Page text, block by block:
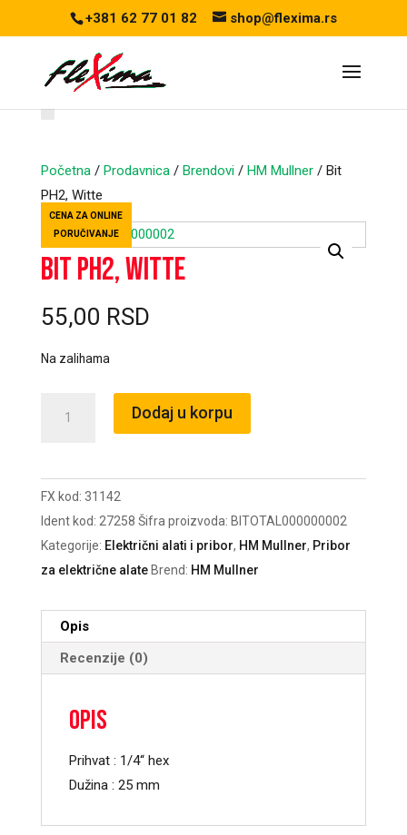
+381 62 77 01 82 shop@flexima.rs
Početna/ Prodavnica/ Brendovi/ HM Mullner/ Bit
PH2, Witte
CENA ZA ONLINE
PORUČIVANJE
Bit PH2, Witte
55,00 RSD
Na zalihama
količina
Dodaj u korpu
FX kod: 31142
Ident kod: 27258 Šifra proizvoda: BITOTAL000000002
Kategorije: Električni alati i pribor, HM Mullner, Pribor
za električne alate Brend: HM Mullner
Opis
Recenzije (0)
Opis
Prihvat : 1/4“ hex
Dužina : 25 mm